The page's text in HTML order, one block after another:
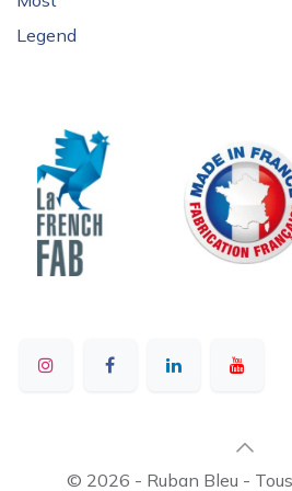
Legend
© 2026 - Ruban Bleu -